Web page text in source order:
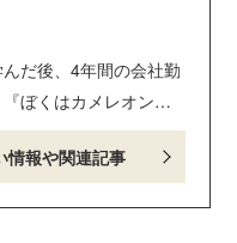
だ後、4年間の会社勤
ぼくはカメレオン』
な著書に、日本絵本賞
ずみ ひっこしだいさ
情報や関連記事